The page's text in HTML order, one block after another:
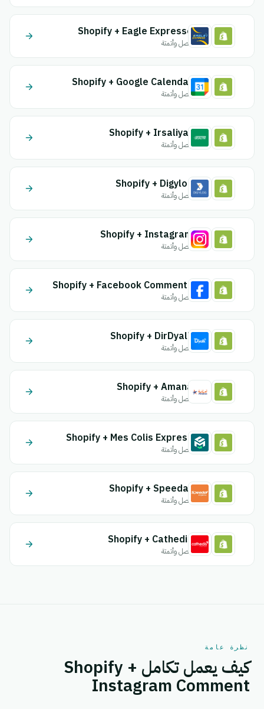
Shopify + Eagle Expresse
اتصل وأتمتة
Shopify + Google Calendar
اتصل وأتمتة
Shopify + Irsaliyat
اتصل وأتمتة
Shopify + Digylog
اتصل وأتمتة
Shopify + Instagram
اتصل وأتمتة
Shopify + Facebook Comments
اتصل وأتمتة
Shopify + DirDyalk
اتصل وأتمتة
Shopify + Amana
اتصل وأتمتة
Shopify + Mes Colis Express
اتصل وأتمتة
Shopify + Speedaf
اتصل وأتمتة
Shopify + Cathedis
اتصل وأتمتة
نظرة عامة
كيف يعمل تكامل Shopify +
Instagram Comment